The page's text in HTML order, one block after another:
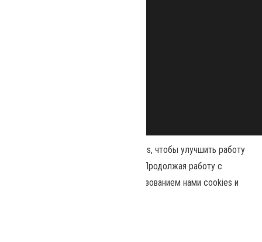
Наш сайт использует файлы cookies, чтобы улучшить работу
и повысить эффективность сайта. Продолжая работу с
сайтом, вы соглашаетесь с использованием нами cookies и